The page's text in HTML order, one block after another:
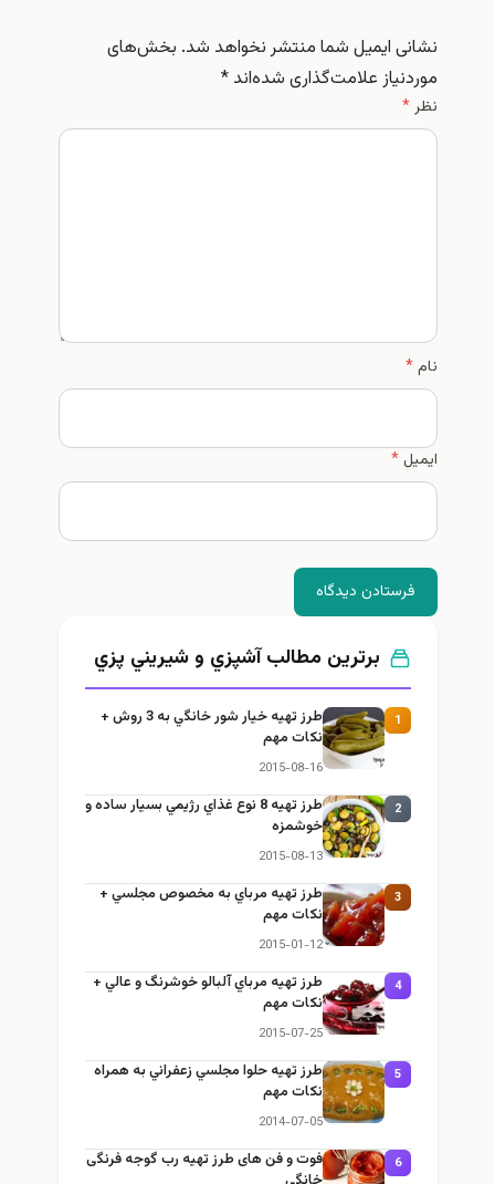
ایمیل شما منتشر نخواهد شد. بخش‌های
علامت‌گذاری شده‌اند*
دیدگاه
برترین مطالب آشپزي و شيريني پزي
طرز تهيه خیار شور خانگي به 3 روش +
نكات مهم
2015-08-16
طرز تهيه 8 نوع غذاي رژيمي بسيار ساده و
خوشمزه
2015-08-13
طرز تهيه مرباي به مخصوص مجلسي +
نكات مهم
2015-01-12
طرز تهيه مرباي آلبالو خوشرنگ و عالي +
نكات مهم
2015-07-25
طرز تهيه حلوا مجلسي زعفراني به همراه
نكات مهم
2014-07-05
فوت و فن های طرز تهیه رب گوجه فرنگی